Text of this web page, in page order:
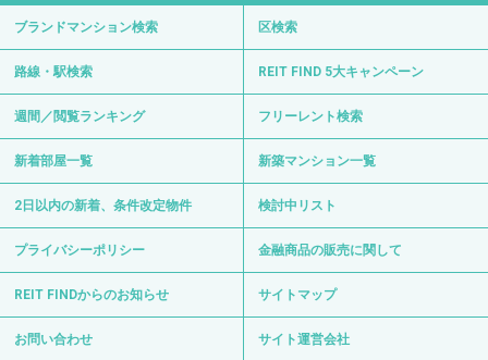
ブランドマンション検索 区検索
路線・駅検索 REIT FIND 5大キャンペーン
週間／閲覧ランキング フリーレント検索
新着部屋一覧 新築マンション一覧
2日以内の新着、条件改定物件 検討中リスト
プライバシーポリシー 金融商品の販売に関して
REIT FINDからのお知らせ サイトマップ
お問い合わせ サイト運営会社